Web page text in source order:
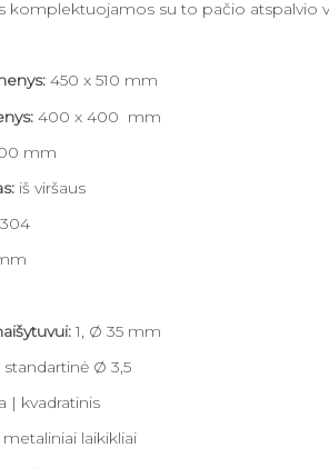
komplektuojamos su to pačio atspalvio
450 x 510 mm
400 x 400 mm
mm
iš viršaus
1, Ø 35 mm
standartinė Ø 3,5
| kvadratinis
metaliniai laikikliai